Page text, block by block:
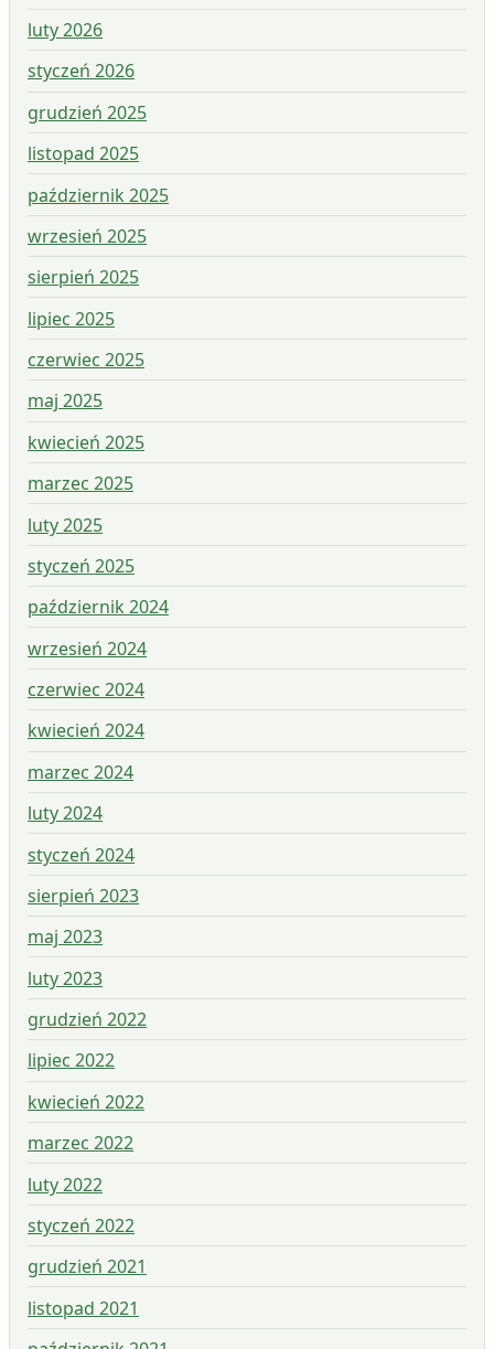
luty 2026
styczeń 2026
grudzień 2025
listopad 2025
październik 2025
wrzesień 2025
sierpień 2025
lipiec 2025
czerwiec 2025
maj 2025
kwiecień 2025
marzec 2025
luty 2025
styczeń 2025
październik 2024
wrzesień 2024
czerwiec 2024
kwiecień 2024
marzec 2024
luty 2024
styczeń 2024
sierpień 2023
maj 2023
luty 2023
grudzień 2022
lipiec 2022
kwiecień 2022
marzec 2022
luty 2022
styczeń 2022
grudzień 2021
listopad 2021